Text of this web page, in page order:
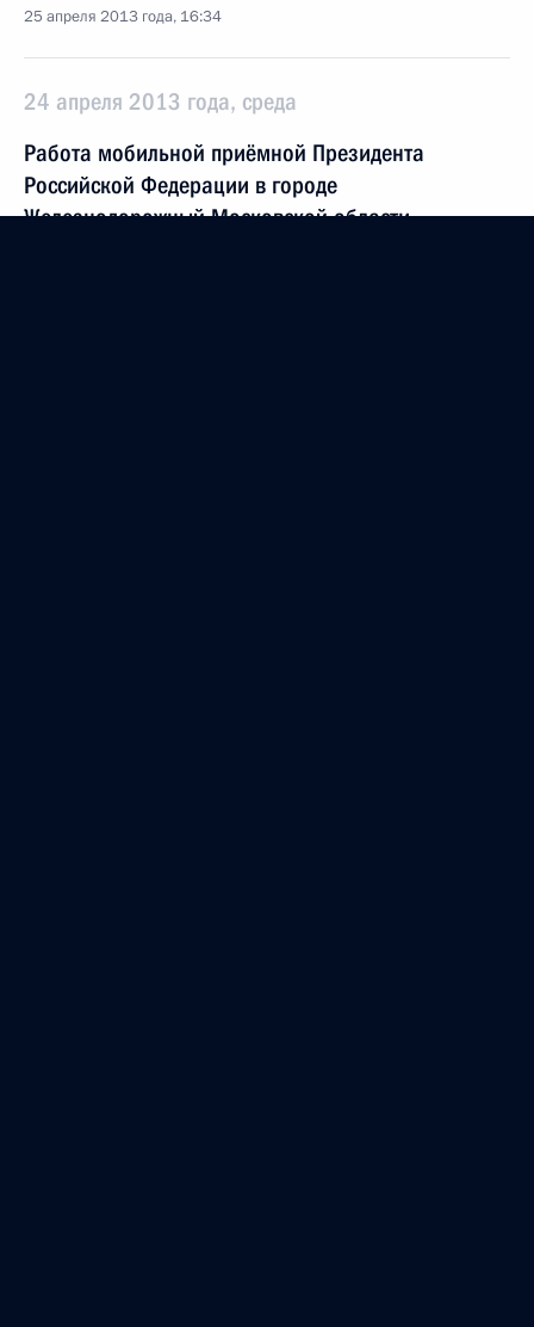
25 апреля 2013 года, 16:34
24 апреля 2013 года, среда
Работа мобильной приёмной Президента
Российской Федерации в городе
Железнодорожный Московской области